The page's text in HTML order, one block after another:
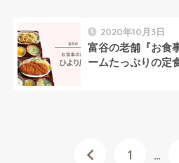
2020年10月3日
富谷の老舗『お食
ームたっぷりの定
1 …